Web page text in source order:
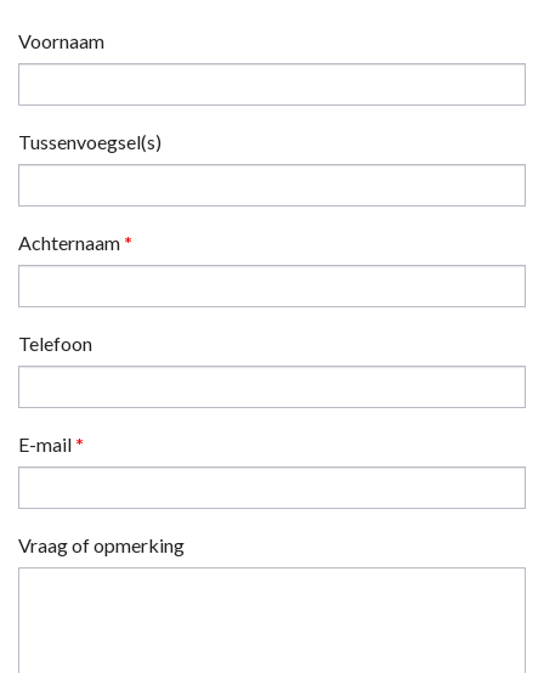
Voornaam
Tussenvoegsel(s)
Achternaam *
Telefoon
E-mail *
Vraag of opmerking